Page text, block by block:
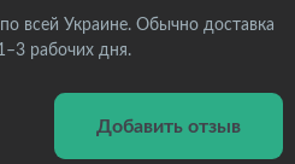
всей Украине. Обычно доставка
рабочих дня.
Добавить отзыв